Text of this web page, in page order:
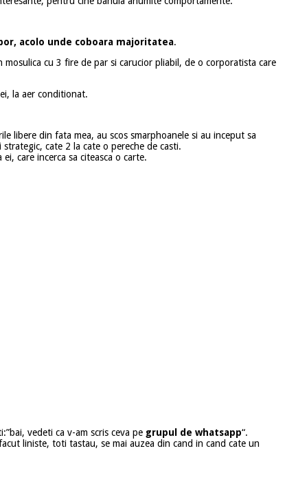
acolo unde coboara majoritatea.
cu 3 fire de par si carucior pliabil, de o corporatista care
la aer conditionat.
libere din fata mea, au scos smarphoanele si au inceput sa
cate 2 la cate o pereche de casti.
care incerca sa citeasca o carte.
vedeti ca v-am scris ceva pe grupul de whatsapp“.
liniste, toti tastau, se mai auzea din cand in cand cate un